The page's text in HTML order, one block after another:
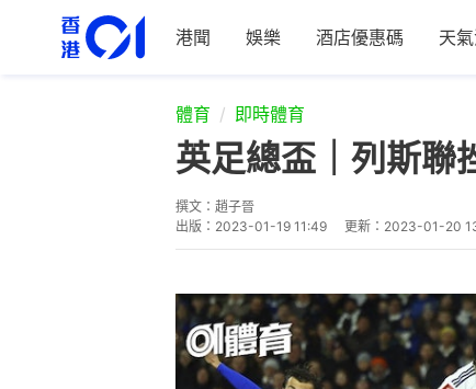
港聞 娛樂 酒店優惠碼 天
體育 即時體育
英足總盃｜列斯
撰文： 趙子晉
出版： 2023-01-19 11:49 更新： 2023-01-20